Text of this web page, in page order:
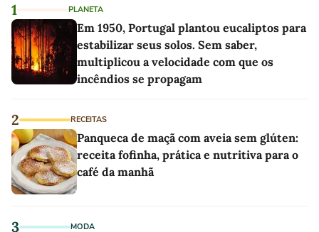
1 PLANETA
Em 1950, Portugal plantou eucaliptos para
estabilizar seus solos. Sem saber,
multiplicou a velocidade com que os
incêndios se propagam
2 RECEITAS
Panqueca de maçã com aveia sem glúten:
receita fofinha, prática e nutritiva para o
café da manhã
3 MODA